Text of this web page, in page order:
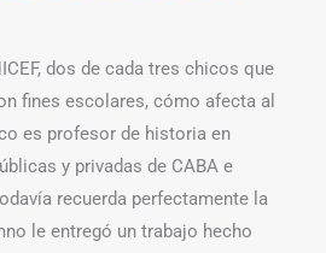
dos de cada tres chicos que
fines escolares, cómo afecta al
es profesor de historia en
y privadas de CABA e
recuerda perfectamente la
le entregó un trabajo hecho